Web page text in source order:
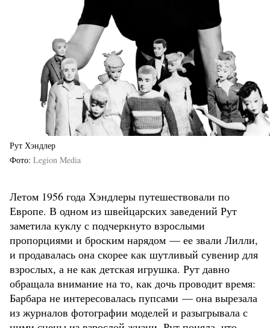
Рут Хэндлер
Фото Legion Media
Летом 1956 года Хэндлеры путешествовали по
Европе. В одном из швейцарских заведений Рут
заметила куклу с подчеркнуто взрослыми
пропорциями и броским нарядом — ее звали Лилли,
и продавалась она скорее как шутливый сувенир для
взрослых, а не как детская игрушка. Рут давно
обращала внимание на то, как дочь проводит время:
Барбара не интересовалась пупсами — она вырезала
из журналов фотографии моделей и разыгрывала с